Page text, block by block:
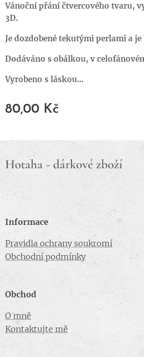
Vánoční přání čtvercového tvaru,
3D.
Je dozdobené tekutými perlami a je
Dodáváno s obálkou, v
Vyrobeno s láskou...
80,00 Kč
Hotaha - dárkové zboží
Informace
Pravidla ochrany soukromí
Obchodní podmínky
Obchod
O mně
Kontaktujte mě